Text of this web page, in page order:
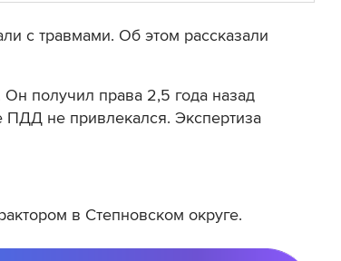
с травмами. Об этом рассказали
получил права 2,5 года назад
ПДД не привлекался. Экспертиза
в Степновском округе.